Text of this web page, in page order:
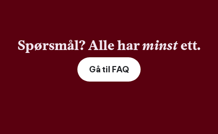
Spørsmål? Alle harminstett.
Gå til FAQ